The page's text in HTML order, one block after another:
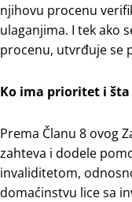
njihovu procenu
ulaganjima. I tek ako
procenu, utvrđuje se
Ko ima prioritet i
Prema Članu 8 ovog
zahteva i dodele
invaliditetom,
domaćinstvu lice sa